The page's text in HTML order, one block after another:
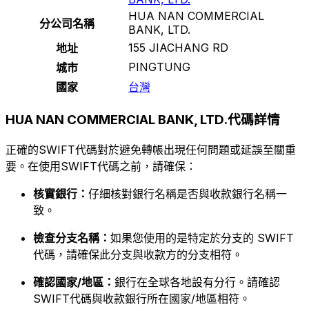
分公司名稱
HUA NAN COMMERCIAL
BANK, LTD.
地址
155 JIACHANG RD
城市
PINGTUNG
國家
台灣
HUA NAN COMMERCIAL BANK, LTD.代碼詳情
正確的SWIFT代碼對於避免轉帳出現任何問題或延誤至關重
要。在使用SWIFT代碼之前，請確保：
核實銀行： 仔細核對銀行名稱是否與收款銀行名稱一
致。
檢查分支名稱： 如果您使用的是特定於分支的 SWIFT
代碼，請確保此分支與收款方的分支相符。
確認國家/地區： 銀行在全球各地設有分行。請確認
SWIFT代碼與收款銀行所在國家/地區相符。